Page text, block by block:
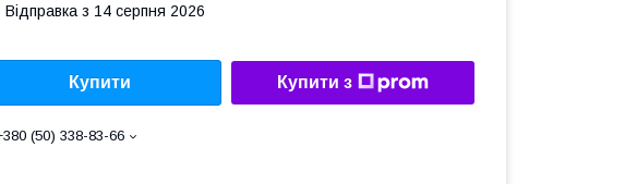
Відправка з 14 серпня 2026
Купити Купити з
(50) 338-83-66